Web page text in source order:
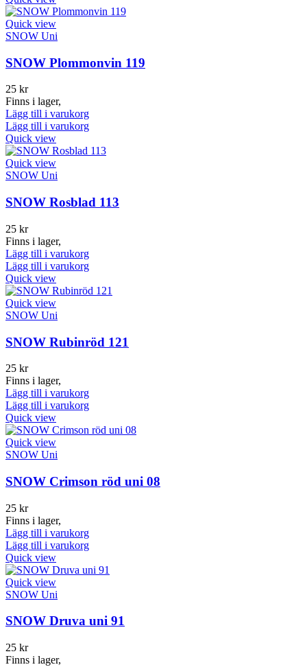
Quick view
SNOW Uni
SNOW Plommonvin 119
25 kr
Finns i lager,
Lägg till i varukorg
Lägg till i varukorg
Quick view
Quick view
SNOW Uni
SNOW Rosblad 113
25 kr
Finns i lager,
Lägg till i varukorg
Lägg till i varukorg
Quick view
Quick view
SNOW Uni
SNOW Rubinröd 121
25 kr
Finns i lager,
Lägg till i varukorg
Lägg till i varukorg
Quick view
Quick view
SNOW Uni
SNOW Crimson röd uni 08
25 kr
Finns i lager,
Lägg till i varukorg
Lägg till i varukorg
Quick view
Quick view
SNOW Uni
SNOW Druva uni 91
25 kr
Finns i lager,